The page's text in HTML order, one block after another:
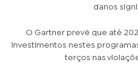
danos
O Gartner prevê que até
investimentos nestes
terços nas